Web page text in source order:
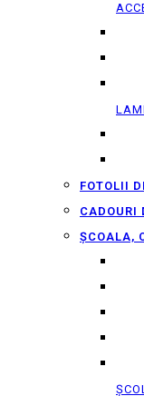
FOTOLII
CADOURI
ȘCOALA,